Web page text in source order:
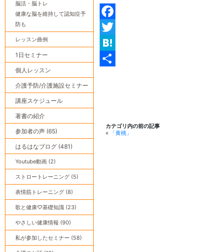
Facebook
Twitter
Hatena
カテゴリ内の前の記事
«
「黄桃」
脳活・脳トレ
健康な脳を維持して認知症予
防も
レッスン曲例
1日セミナー
個人レッスン
介護予防/介護施設セミナー
講座スケジュール
著書の紹介
参加者の声 (65)
はるはなブログ (481)
Youtube動画 (2)
ストロートレーニング (5)
表情筋トレーニング (8)
歌と健康♡基礎知識 (23)
やさしい健康情報 (90)
私が参加したセミナー (58)